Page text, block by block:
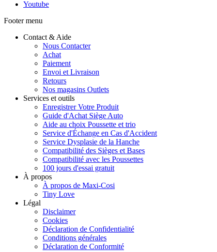
Youtube
Footer menu
Contact & Aide
Nous Contacter
Achat
Paiement
Envoi et Livraison
Retours
Nos magasins Outlets
Services et outils
Enregistrer Votre Produit
Guide d'Achat Siège Auto
Aide au choix Poussette et trio
Service d'Échange en Cas d'Accident
Service Dysplasie de la Hanche
Compatibilité des Sièges et Bases
Compatibilité avec les Poussettes
100 jours d'essai gratuit
À propos
À propos de Maxi-Cosi
Tiny Love
Légal
Disclaimer
Cookies
Déclaration de Confidentialité
Conditions générales
Déclaration de Conformité